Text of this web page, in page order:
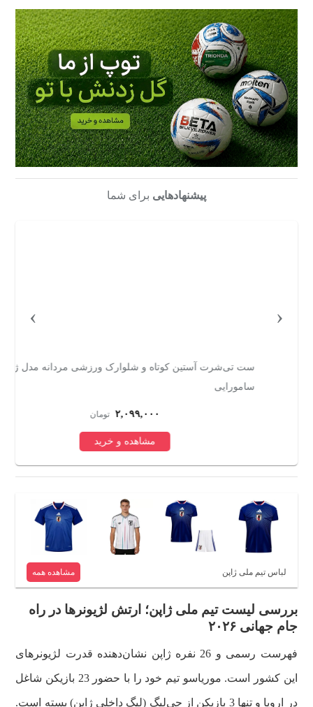
پیشنهادهایی برای شما
ست تی‌شرت آستین کوتاه و شلوارک ورزشی مردانه مدل ژاپن
سامورایی
۲,۰۹۹,۰۰۰ تومان
مشاهده و خرید
‹
›
لباس تیم ملی ژاپن مشاهده همه
بررسی لیست تیم ملی ژاپن؛ ارتش لژیونرها در راه
جام جهانی ۲۰۲۶
فهرست رسمی و 26 نفره ژاپن نشان‌دهنده قدرت لژیونرهای
این کشور است. موریاسو تیم خود را با حضور 23 بازیکن شاغل
در اروپا و تنها 3 بازیکن از جی‌لیگ (لیگ داخلی ژاپن) بسته است.